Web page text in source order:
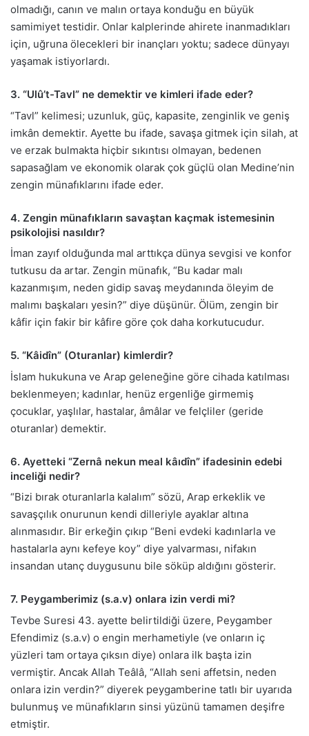
olmadığı, canın ve malın ortaya konduğu en büyük
samimiyet testidir. Onlar kalplerinde ahirete inanmadıkları
için, uğruna ölecekleri bir inançları yoktu; sadece dünyayı
yaşamak istiyorlardı.
3. “Ulû’t-Tavl” ne demektir ve kimleri ifade eder?
“Tavl” kelimesi; uzunluk, güç, kapasite, zenginlik ve geniş
imkân demektir. Ayette bu ifade, savaşa gitmek için silah, at
ve erzak bulmakta hiçbir sıkıntısı olmayan, bedenen
sapasağlam ve ekonomik olarak çok güçlü olan Medine’nin
zengin münafıklarını ifade eder.
4. Zengin münafıkların savaştan kaçmak istemesinin
psikolojisi nasıldır?
İman zayıf olduğunda mal arttıkça dünya sevgisi ve konfor
tutkusu da artar. Zengin münafık, “Bu kadar malı
kazanmışım, neden gidip savaş meydanında öleyim de
malımı başkaları yesin?” diye düşünür. Ölüm, zengin bir
kâfir için fakir bir kâfire göre çok daha korkutucudur.
5. “Kâidîn” (Oturanlar) kimlerdir?
İslam hukukuna ve Arap geleneğine göre cihada katılması
beklenmeyen; kadınlar, henüz ergenliğe girmemiş
çocuklar, yaşlılar, hastalar, âmâlar ve felçliler (geride
oturanlar) demektir.
6. Ayetteki “Zernâ nekun meal kâıdîn” ifadesinin edebi
inceliği nedir?
“Bizi bırak oturanlarla kalalım” sözü, Arap erkeklik ve
savaşçılık onurunun kendi dilleriyle ayaklar altına
alınmasıdır. Bir erkeğin çıkıp “Beni evdeki kadınlarla ve
hastalarla aynı kefeye koy” diye yalvarması, nifakın
insandan utanç duygusunu bile söküp aldığını gösterir.
7. Peygamberimiz (s.a.v) onlara izin verdi mi?
Tevbe Suresi 43. ayette belirtildiği üzere, Peygamber
Efendimiz (s.a.v) o engin merhametiyle (ve onların iç
yüzleri tam ortaya çıksın diye) onlara ilk başta izin
vermiştir. Ancak Allah Teâlâ, “Allah seni affetsin, neden
onlara izin verdin?” diyerek peygamberine tatlı bir uyarıda
bulunmuş ve münafıkların sinsi yüzünü tamamen deşifre
etmiştir.